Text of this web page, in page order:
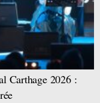
Carthage 2026 :